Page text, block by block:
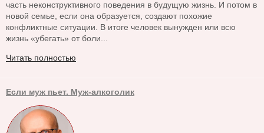
часть неконструктивного поведения в будущую жизнь. И потом в
новой семье, если она образуется, создают похожие
конфликтные ситуации. В итоге человек вынужден или всю
жизнь «убегать» от боли...
Читать полностью
Если муж пьет. Муж-алкоголик